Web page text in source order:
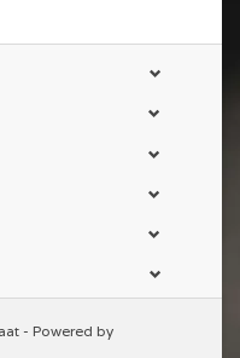
- Powered by